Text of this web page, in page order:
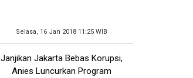
Selasa, 16 Jan 2018 11:25 WIB
Janjikan Jakarta Bebas Korupsi,
Anies Luncurkan Program